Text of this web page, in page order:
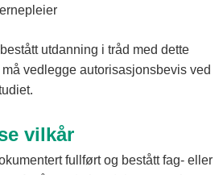
utdanning i tråd med dette
vedlegge autorisasjonsbevis ved
vilkår
fullført og bestått fag- eller